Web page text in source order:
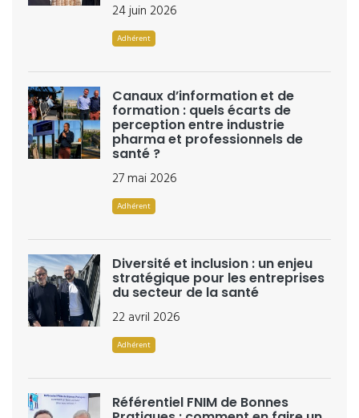
24 juin 2026
Adhérent
Canaux d’information et de
formation : quels écarts de
perception entre industrie
pharma et professionnels de
santé ?
27 mai 2026
Adhérent
Diversité et inclusion : un enjeu
stratégique pour les entreprises
du secteur de la santé
22 avril 2026
Adhérent
Référentiel FNIM de Bonnes